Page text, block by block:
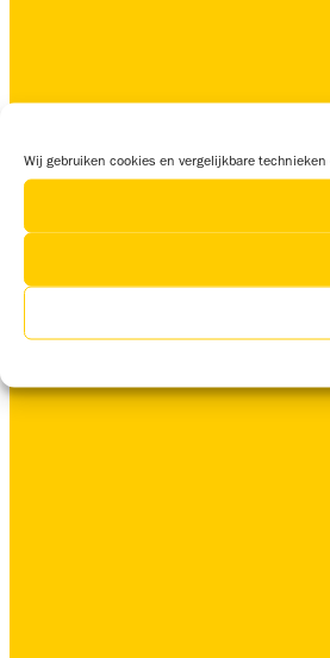
Wij gebruiken cookies en vergelijkbare